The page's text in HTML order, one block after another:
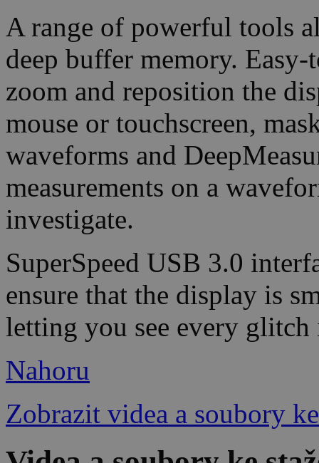
A range of powerful tools
deep buffer memory.
zoom and reposition the
mouse or touchscreen,
waveforms and
measurements on a
investigate.
SuperSpeed USB 3.0
ensure that the display is
letting you see every
Nahoru
Zobrazit videa a soubory